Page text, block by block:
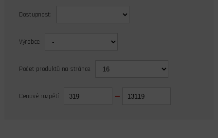
Dostupnost:
Výrobce
Počet produktů na stránce
Cenové rozpětí